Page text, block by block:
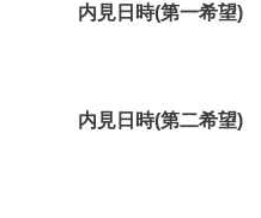
内見日時(第一希望)
内見日時(第二希望)